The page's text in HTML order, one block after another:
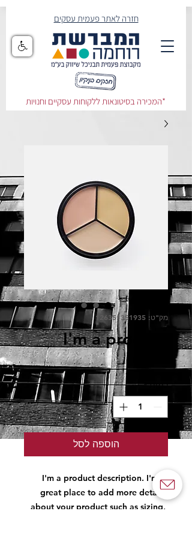
חזרה לאתר פעמית עסקים
המכירה בסיטונאות ללקוחות עסקיים וחנויות*
מק"ט: 126351351935
I'm a product
מחיר
כמות *
הוספה לסל
I'm a product description. I'm a
great place to add more details
about your product such as sizing,